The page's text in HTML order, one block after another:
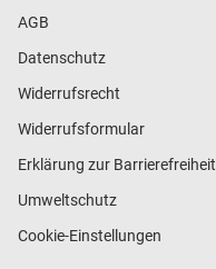
AGB
Datenschutz
Widerrufsrecht
Widerrufsformular
Erklärung zur Barrierefreiheit
Umweltschutz
Cookie-Einstellungen